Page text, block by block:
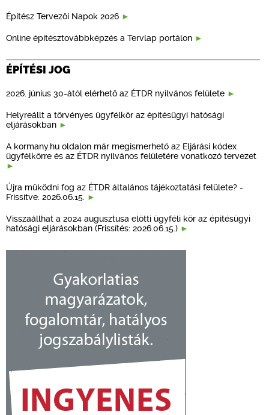
Építész Tervezői Napok 2026
Online építésztovábbképzés a Tervlap portálon
ÉPÍTÉSI JOG
2026. június 30-ától elérhető az ÉTDR nyilvános felülete
Helyreállt a törvényes ügyfélkör az építésügyi hatósági
eljárásokban
A kormany.hu oldalon már megismerhető az Eljárási kódex
ügyfélkörre és az ÉTDR nyilvános felületére vonatkozó tervezet
Újra működni fog az ÉTDR általános tájékoztatási felülete? -
Frissítve: 2026.06.15.
Visszaállhat a 2024 augusztusa előtti ügyféli kör az építésügyi
hatósági eljárásokban (Frissítés: 2026.06.15.)